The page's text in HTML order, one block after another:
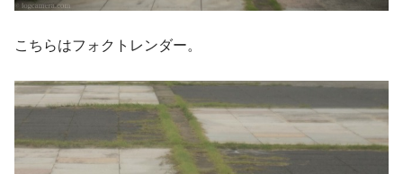
こちらはフォクトレンダー。